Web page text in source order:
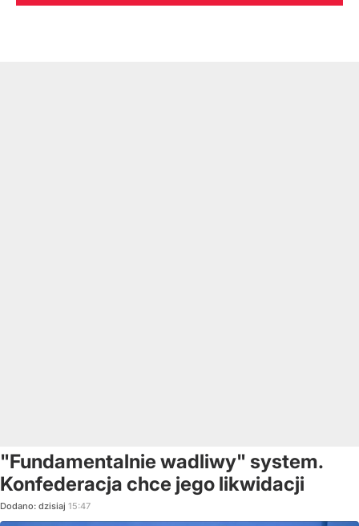
"Fundamentalnie wadliwy" system.
Konfederacja chce jego likwidacji
Dodano: dzisiaj 15:47